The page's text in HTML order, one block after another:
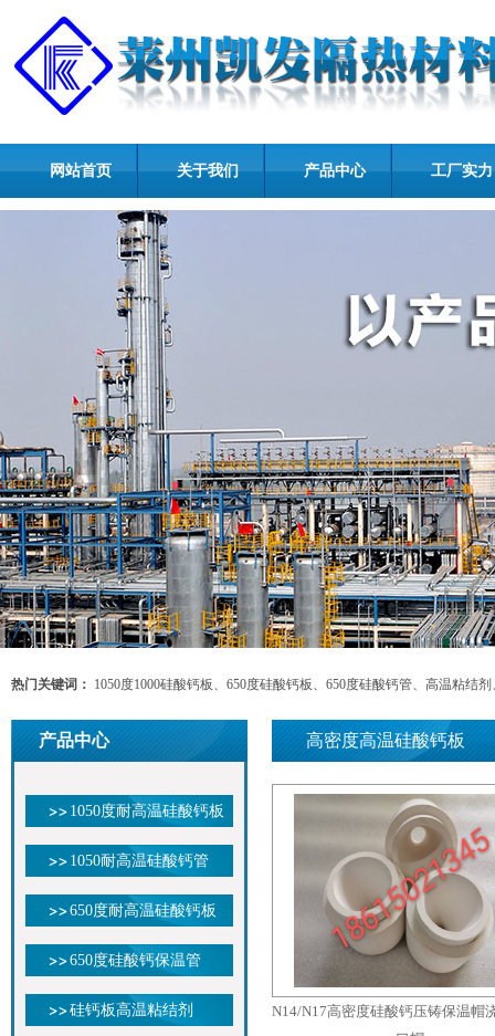
网站首页 关于我们 产品中心 工厂实力
热门关键词： 1050度1000硅酸钙板、650度硅酸钙板、650度硅酸钙管、高温粘结
钙板、 硅钙板 无石棉硅酸钙板、微孔硅酸钙板、山东耐高温硅酸钙板、耐高温硅
、莱州高温硅钙板、山东硅酸钙、水泥窑用硅钙板、HCS-20硅钙板、微孔硅酸钙
耐高温硅钙板、高密度硅酸钙板、铝液转接板、铝业过滤板、铝液帽口、硅酸钙
产品中心
1050度耐高温硅酸钙板
1050耐高温硅酸钙管
650度耐高温硅酸钙板
650度硅酸钙保温管
硅钙板高温粘结剂
高密度高温硅酸钙板
N14/N17高密度硅酸钙压铸保温帽